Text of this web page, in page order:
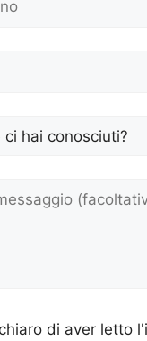
di aver letto